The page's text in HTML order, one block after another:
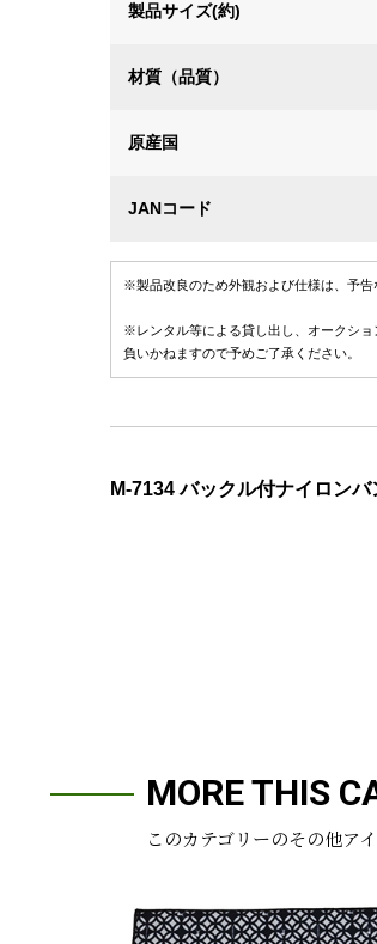
製品サイズ(約)
材質（品質）
原産国
JANコード
※製品改良のため外観および仕様は、予告
※レンタル等による貸し出し、オークシ
負いかねますので予めご了承ください。
M-7134 バックル付ナイロン
MORE THIS
このカテゴリーのその他ア